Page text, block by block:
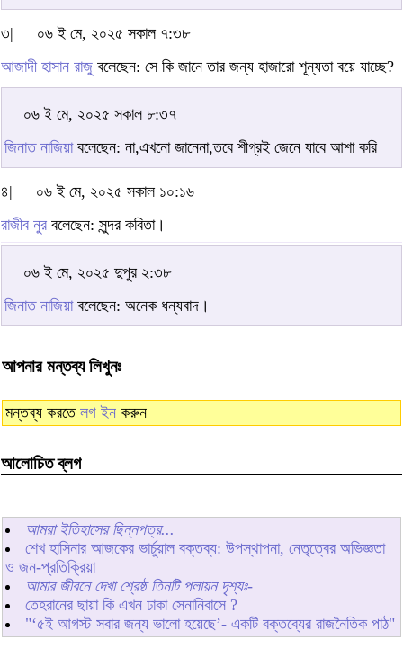
৩|
০৬ ই মে, ২০২৫ সকাল ৭:৩৮
আজাদী হাসান রাজু বলেছেন: সে কি জানে তার জন্য হাজারো শূন্যতা বয়ে যাচ্ছে?
০৬ ই মে, ২০২৫ সকাল ৮:৩৭
জিনাত নাজিয়াবলেছেন: না,এখনো জানেনা,তবে শীগ্রই জেনে যাবে আশা করি
৪|
০৬ ই মে, ২০২৫ সকাল ১০:১৬
রাজীব নুর বলেছেন: সুন্দর কবিতা।
০৬ ই মে, ২০২৫ দুপুর ২:৩৮
জিনাত নাজিয়াবলেছেন: অনেক ধন্যবাদ।
আপনার মন্তব্য লিখুনঃ
মন্তব্য করতে লগ ইন করুন
আলোচিত ব্লগ
আমরা ইতিহাসের ছিন্নপত্র...
শেখ হাসিনার আজকের ভার্চুয়াল বক্তব্য: উপস্থাপনা, নেতৃত্বের অভিজ্ঞতা
ও জন-প্রতিক্রিয়া
আমার জীবনে দেখা শ্রেষ্ঠ তিনটি পলায়ন দৃশ্যঃ-
তেহরানের ছায়া কি এখন ঢাকা সেনানিবাসে ?
"‘৫ই আগস্ট সবার জন্য ভালো হয়েছে’- একটি বক্তব্যের রাজনৈতিক পাঠ"